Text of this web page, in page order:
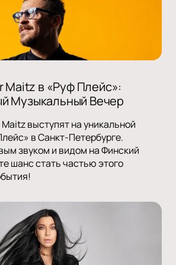
Maitz в «Руф Плейс»:
Музыкальный Вечер
выступят на уникальной
в Санкт-Петербурге.
звуком и видом на Финский
шанс стать частью этого